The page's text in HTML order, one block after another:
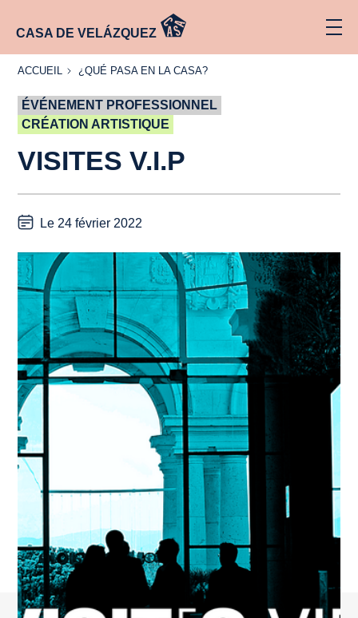
CASA DE VELÁZQUEZ
ACCUEIL
ACCUEIL
¿QUÉ
CASA?
¿QUÉ PASA EN LA CASA?
ÉVÉNEMENT PROFESSIONNEL
CRÉATION ARTISTIQUE
VISITES V.I.P
Le 24 février 2022